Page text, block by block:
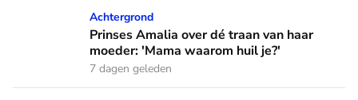
Prinses Amalia over dé traan van haar moeder: 'Mama
Achtergrond
Prinses Amalia over dé traan van haar
moeder: 'Mama waarom huil je?'
7 dagen geleden